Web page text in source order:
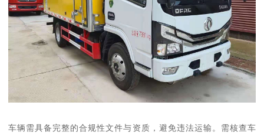
车辆需具备完整的合规性文件与资质，避免违法运输。需核查车